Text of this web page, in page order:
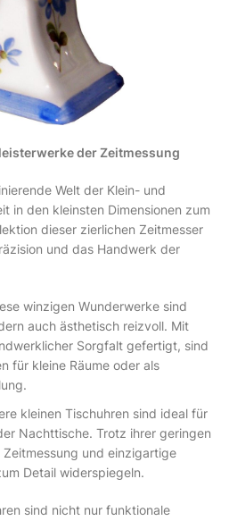
der Zeitmessung
Welt der Klein- und
in den kleinsten Dimensionen zum
dieser zierlichen Zeitmesser
und das Handwerk der
winzigen Wunderwerke sind
auch ästhetisch reizvoll. Mit
Sorgfalt gefertigt, sind
für kleine Räume oder als
kleinen Tischuhren sind ideal für
Nachttische. Trotz ihrer geringen
und einzigartige
Detail widerspiegeln.
sind nicht nur funktionale